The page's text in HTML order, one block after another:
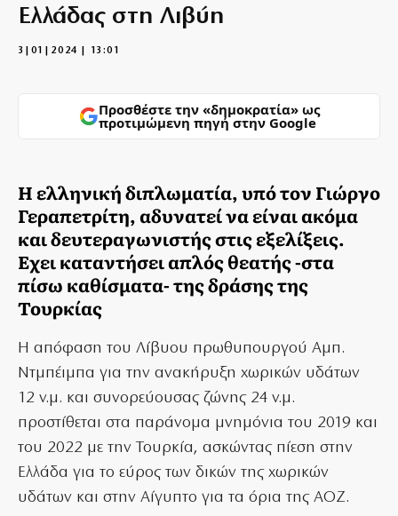
Ελλάδας στη Λιβύη
3|01|2024 | 13:01
Προσθέστε την «δημοκρατία» ως
προτιμώμενη πηγή στην Google
Η ελληνική διπλωματία, υπό τον Γιώργο
Γεραπετρίτη, αδυνατεί να είναι ακόμα
και δευτεραγωνιστής στις εξελίξεις.
Εχει καταντήσει απλός θεατής -στα
πίσω καθίσματα- της δράσης της
Τουρκίας
Η απόφαση του Λίβυου πρωθυπουργού Αμπ.
Ντμπέιμπα για την ανακήρυξη χωρικών υδάτων
12 ν.μ. και συνορεύουσας ζώνης 24 ν.μ.
προστίθεται στα παράνομα μνημόνια του 2019 και
του 2022 με την Τουρκία, ασκώντας πίεση στην
Ελλάδα για το εύρος των δικών της χωρικών
υδάτων και στην Αίγυπτο για τα όρια της ΑΟΖ.